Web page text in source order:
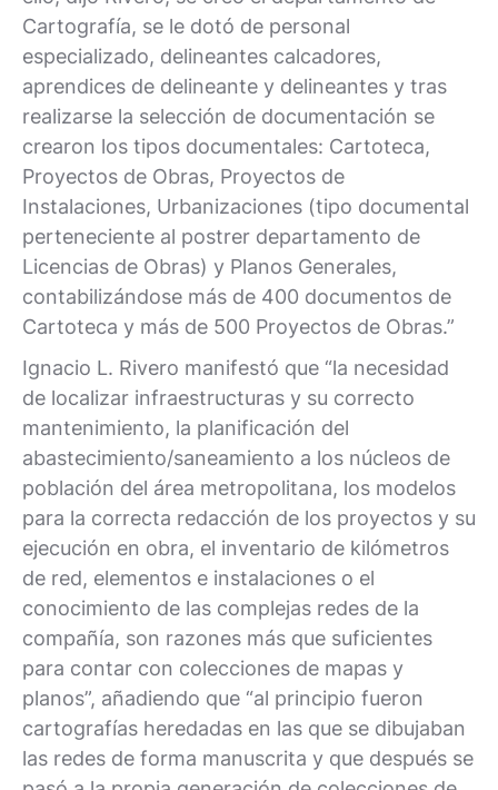
Cartografía, se le dotó de personal
especializado, delineantes calcadores,
aprendices de delineante y delineantes y tras
realizarse la selección de documentación se
crearon los tipos documentales: Cartoteca,
Proyectos de Obras, Proyectos de
Instalaciones, Urbanizaciones (tipo documental
perteneciente al postrer departamento de
Licencias de Obras) y Planos Generales,
contabilizándose más de 400 documentos de
Cartoteca y más de 500 Proyectos de Obras.”
Ignacio L. Rivero manifestó que “la necesidad
de localizar infraestructuras y su correcto
mantenimiento, la planificación del
abastecimiento/saneamiento a los núcleos de
población del área metropolitana, los modelos
para la correcta redacción de los proyectos y su
ejecución en obra, el inventario de kilómetros
de red, elementos e instalaciones o el
conocimiento de las complejas redes de la
compañía, son razones más que suficientes
para contar con colecciones de mapas y
planos”, añadiendo que “al principio fueron
cartografías heredadas en las que se dibujaban
las redes de forma manuscrita y que después se